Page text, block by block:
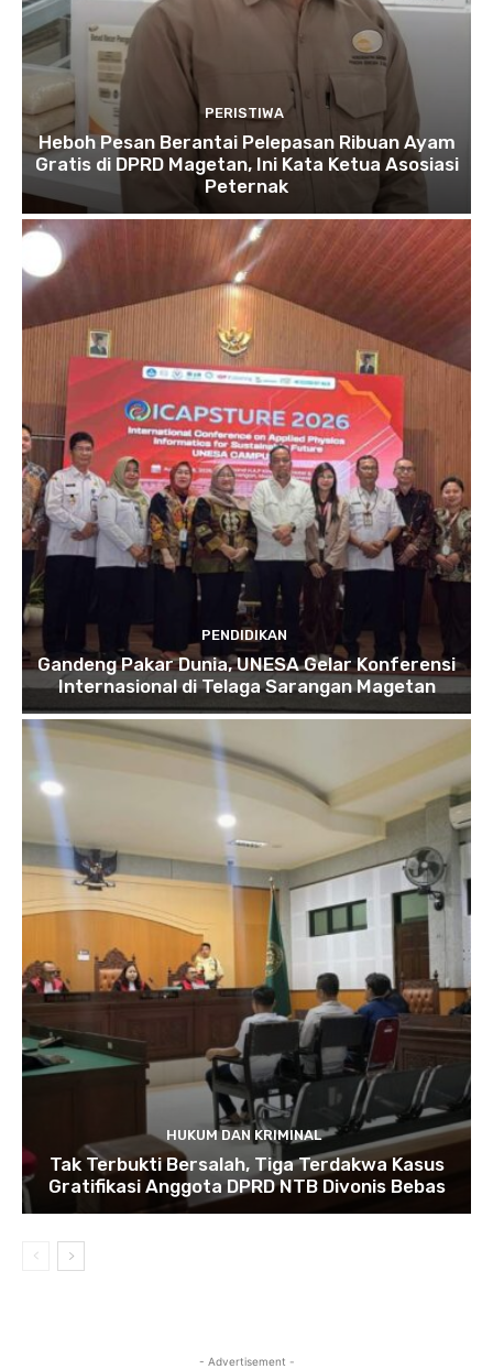
PERISTIWA
Heboh Pesan Berantai Pelepasan Ribuan Ayam
Gratis di DPRD Magetan, Ini Kata Ketua Asosiasi
Peternak
PENDIDIKAN
Gandeng Pakar Dunia, UNESA Gelar Konferensi
Internasional di Telaga Sarangan Magetan
HUKUM DAN KRIMINAL
Tak Terbukti Bersalah, Tiga Terdakwa Kasus
Gratifikasi Anggota DPRD NTB Divonis Bebas
- Advertisement -